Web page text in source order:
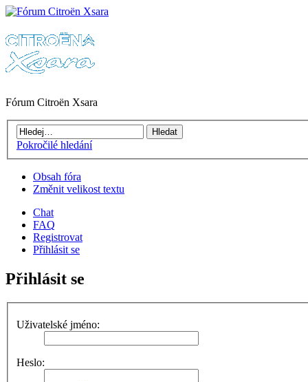
Fórum Citroën Xsara
Pokročilé hledání
Obsah fóra
Změnit velikost textu
Chat
FAQ
Registrovat
Přihlásit se
Přihlásit se
Uživatelské jméno:
Heslo: